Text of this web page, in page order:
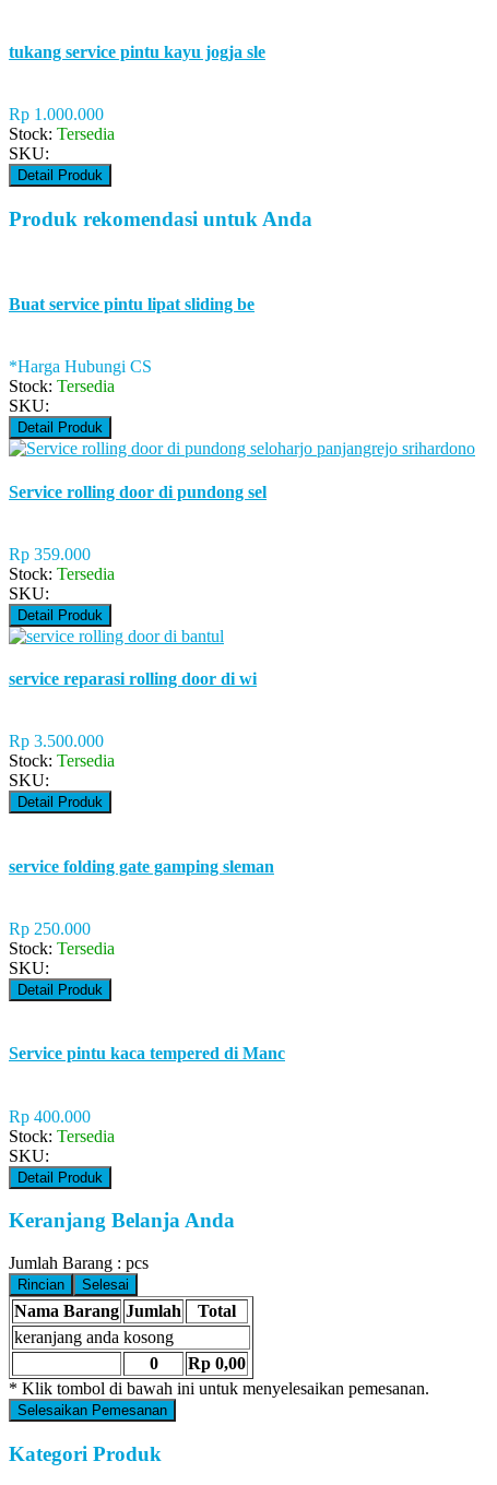
tukang service pintu kayu jogja sle
Rp 1.000.000
Stock: Tersedia
SKU:
Detail Produk
Produk rekomendasi untuk Anda
Buat service pintu lipat sliding be
*Harga Hubungi CS
Stock: Tersedia
SKU:
Detail Produk
Service rolling door di pundong sel
Rp 359.000
Stock: Tersedia
SKU:
Detail Produk
service reparasi rolling door di wi
Rp 3.500.000
Stock: Tersedia
SKU:
Detail Produk
service folding gate gamping sleman
Rp 250.000
Stock: Tersedia
SKU:
Detail Produk
Service pintu kaca tempered di Manc
Rp 400.000
Stock: Tersedia
SKU:
Detail Produk
Keranjang Belanja Anda
Jumlah Barang : pcs
Rincian Selesai
Nama Barang Jumlah Total
0 Rp 0,00
keranjang anda kosong
* Klik tombol di bawah ini untuk menyelesaikan pemesanan.
Selesaikan Pemesanan
Kategori Produk